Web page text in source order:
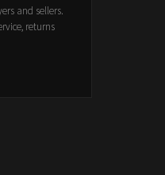
and sellers.
returns